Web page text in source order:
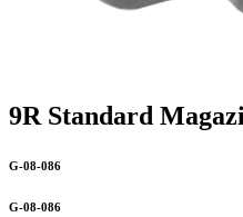
9R Standard
G-08-086
G-08-086